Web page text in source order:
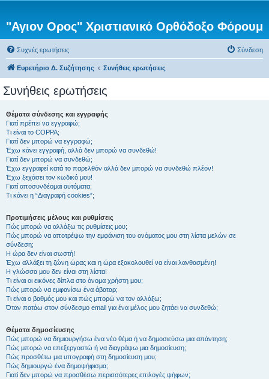
"Αγιον Ορος" Χριστιανικό Ορθόδοξο Φόρουμ
Συχνές ερωτήσεις Σύνδεση
Ευρετήριο Δ. Συζήτησης Συνήθεις ερωτήσεις
Συνήθεις ερωτήσεις
Θέματα σύνδεσης και εγγραφής
Γιατί πρέπει να εγγραφώ;
Τι είναι το COPPA;
Γιατί δεν μπορώ να εγγραφώ;
Έχω κάνει εγγραφή, αλλά δεν μπορώ να συνδεθώ!
Γιατί δεν μπορώ να συνδεθώ;
Έχω εγγραφεί κατά το παρελθόν αλλά δεν μπορώ να συνδεθώ πλέον!
Έχω ξεχάσει τον κωδικό μου!
Γιατί αποσυνδέομαι αυτόματα;
Τι κάνει η “Διαγραφή cookies”;
Προτιμήσεις μέλους και ρυθμίσεις
Πώς μπορώ να αλλάξω τις ρυθμίσεις μου;
Πώς μπορώ να αποτρέψω την εμφάνιση του ονόματος μου στη λίστα μελών σε
σύνδεση;
Η ώρα δεν είναι σωστή!
Έχω αλλάξει τη ζώνη ώρας και η ώρα εξακολουθεί να είναι λανθασμένη!
Η γλώσσα μου δεν είναι στη λίστα!
Τι είναι οι εικόνες δίπλα στο όνομα χρήστη μου;
Πώς μπορώ να εμφανίσω ένα άβαταρ;
Τι είναι ο βαθμός μου και πώς μπορώ να τον αλλάξω;
Όταν πατάω στον σύνδεσμο email για ένα μέλος μου ζητάει να συνδεθώ;
Θέματα δημοσίευσης
Πώς μπορώ να δημιουργήσω ένα νέο θέμα ή να δημοσιεύσω μια απάντηση;
Πώς μπορώ να επεξεργαστώ ή να διαγράψω μια δημοσίευση;
Πώς προσθέτω μια υπογραφή στη δημοσίευση μου;
Πώς δημιουργώ ένα δημοψήφισμα;
Γιατί δεν μπορώ να προσθέσω περισσότερες επιλογές ψήφων;